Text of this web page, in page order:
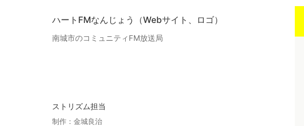
ハートFMなんじょう（Webサイト、ロゴ）
南城市のコミュニティFM放送局
ストリズム担当
制作：金城良治